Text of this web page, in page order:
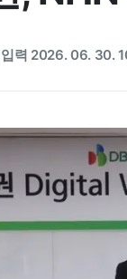
입력 2026. 06. 30.